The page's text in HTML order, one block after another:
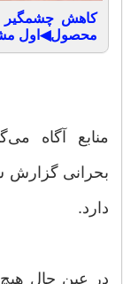
محصول◀اول
منابع آگاه
بحرانی گزارش
دارد.
در عین حال